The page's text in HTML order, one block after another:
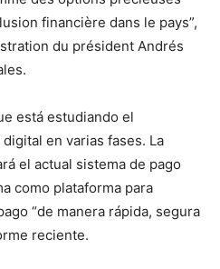
financière dans le pays”,
du président Andrés
está estudiando el
en varias fases. La
el actual sistema de pago
como plataforma para
“de manera rápida, segura
reciente.